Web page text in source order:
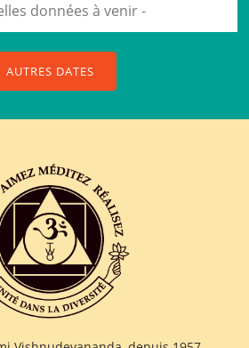
données à venir -
AUTRES DATES